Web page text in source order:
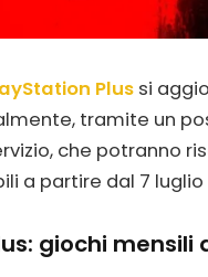
Plus si
tramite un
che potranno
a partire dal 7
giochi mensili